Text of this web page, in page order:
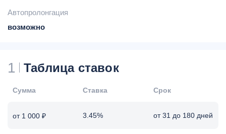
Чернобыльской АЭС;
удостоверения,
«Жителю блокадного
Ленинграда»; при
Автопролонгация
возможно
1 Таблица ставок
Сумма Ставка Срок
от 1 000 ₽ 3.45% от 31 до 180 дней